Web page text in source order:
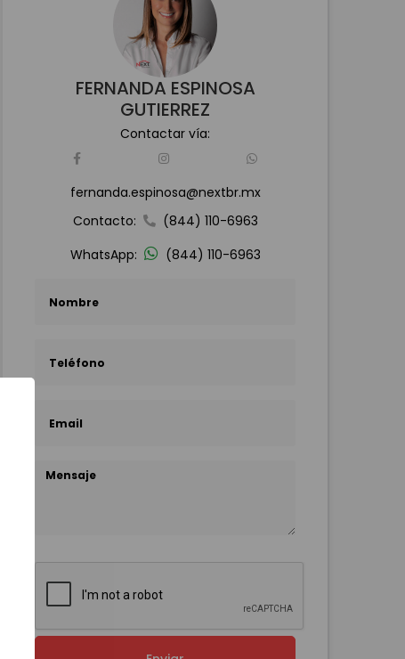
FERNANDA ESPINOSA
GUTIERREZ
Contactar vía:
fernanda.espinosa@nextbr.mx
Contacto:
(844) 110-6963
WhatsApp:
(844) 110-6963